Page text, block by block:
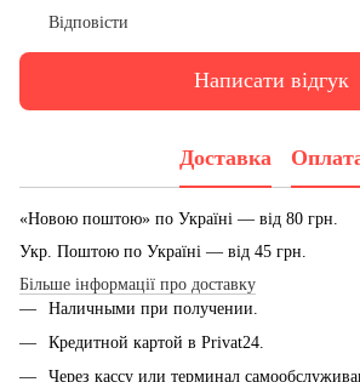
Відповісти
Написати відгук
Доставка
«Новою поштою» по Україні — від 80 грн.
Укр. Поштою по Україні — від 45 грн.
Більше інформації про доставку
Наличными при получении.
Кредитной картой в Privat24.
Через кассу или терминал